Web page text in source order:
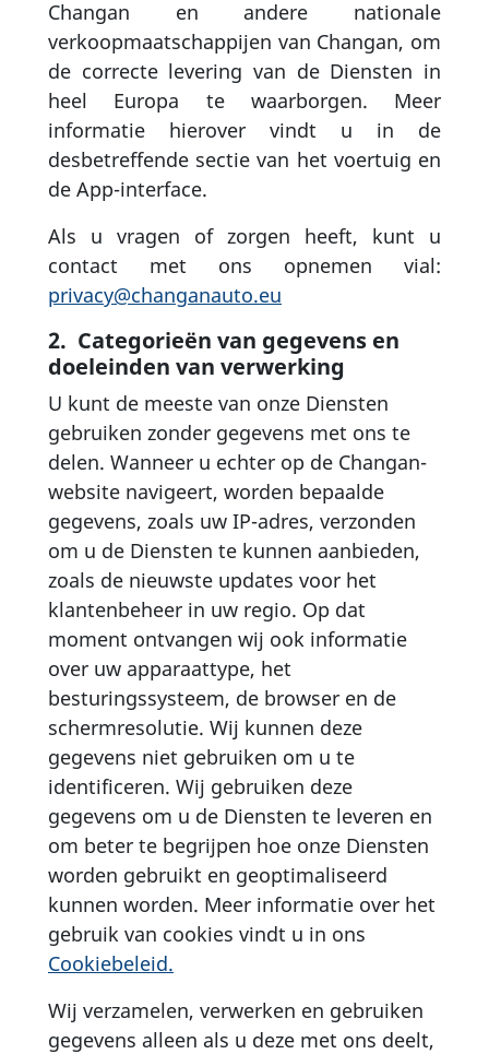
Changan en andere nationale
verkoopmaatschappijen van Changan, om
de correcte levering van de Diensten in
heel Europa te waarborgen. Meer
informatie hierover vindt u in de
desbetreffende sectie van het voertuig en
de App-interface.
Als u vragen of zorgen heeft, kunt u
contact met ons opnemen vial:
privacy@changanauto.eu
2. Categorieën van gegevens en
doeleinden van verwerking
U kunt de meeste van onze Diensten
gebruiken zonder gegevens met ons te
delen. Wanneer u echter op de Changan-
website navigeert, worden bepaalde
gegevens, zoals uw IP-adres, verzonden
om u de Diensten te kunnen aanbieden,
zoals de nieuwste updates voor het
klantenbeheer in uw regio. Op dat
moment ontvangen wij ook informatie
over uw apparaattype, het
besturingssysteem, de browser en de
schermresolutie. Wij kunnen deze
gegevens niet gebruiken om u te
identificeren. Wij gebruiken deze
gegevens om u de Diensten te leveren en
om beter te begrijpen hoe onze Diensten
worden gebruikt en geoptimaliseerd
kunnen worden. Meer informatie over het
gebruik van cookies vindt u in ons
Cookiebeleid.
Wij verzamelen, verwerken en gebruiken
gegevens alleen als u deze met ons deelt,